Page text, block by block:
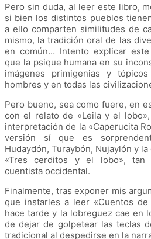
Pero sin duda, al leer este libro,
si bien los distintos pueblos
a ello comparten similitudes de
mismo, la tradición oral de las
en común… Intento explicar
que la psique humana en su
imágenes primigenias y
hombres y en todas las
Pero bueno, sea como fuere, en
con el relato de «Leila y el lobo»
interpretación de la «Caperucita
versión sí que es
Hudaydón, Turaybón, Nujaylón y
«Tres cerditos y el lobo», tan
cuentista occidental.
Finalmente, tras exponer mis
que instarles a leer «Cuentos de
hace tarde y la lobreguez cae en
de dejar de golpetear las teclas
tradicional al despedirse en la